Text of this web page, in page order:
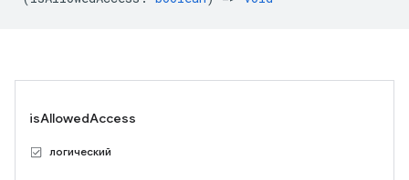
isAllowedAccess
логический